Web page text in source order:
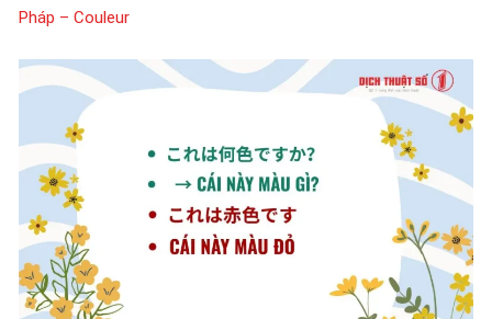
Pháp – Couleur